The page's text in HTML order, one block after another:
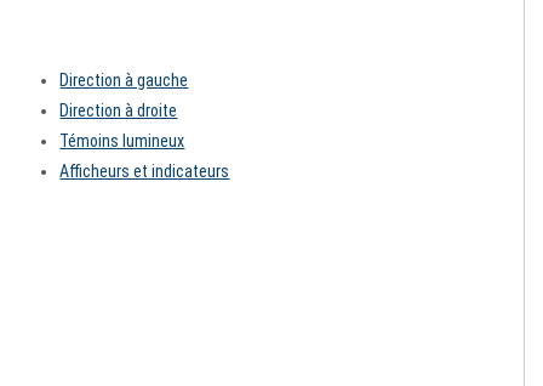
Direction à gauche
Direction à droite
Témoins lumineux
Afficheurs et indicateurs